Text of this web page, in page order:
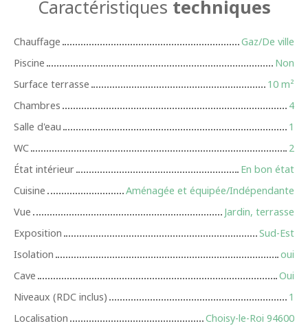
Caractéristiques techniques
Chauffage
Gaz/De ville
Piscine
Non
Surface terrasse
10 m²
Chambres
4
Salle d'eau
1
WC
2
État intérieur
En bon état
Cuisine
Aménagée et équipée/Indépendante
Vue
Jardin, terrasse
Exposition
Sud-Est
Isolation
oui
Cave
Oui
Niveaux (RDC inclus)
1
Localisation
Choisy-le-Roi 94600